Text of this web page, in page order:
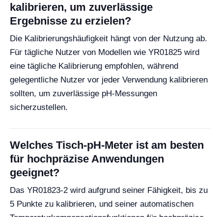
kalibrieren, um zuverlässige
Ergebnisse zu erzielen?
Die Kalibrierungshäufigkeit hängt von der Nutzung ab.
Für tägliche Nutzer von Modellen wie YR01825 wird
eine tägliche Kalibrierung empfohlen, während
gelegentliche Nutzer vor jeder Verwendung kalibrieren
sollten, um zuverlässige pH-Messungen
sicherzustellen.
Welches Tisch-pH-Meter ist am besten
für hochpräzise Anwendungen
geeignet?
Das YR01823-2 wird aufgrund seiner Fähigkeit, bis zu
5 Punkte zu kalibrieren, und seiner automatischen